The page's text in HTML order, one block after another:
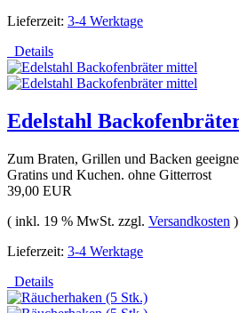
Lieferzeit: 3-4 Werktage
Details
Edelstahl
Zum Braten, Grillen und Backen
Gratins und Kuchen. ohne Gitterrost
39,00 EUR
( inkl. 19 % MwSt. zzgl. Versandkosten )
Lieferzeit: 3-4 Werktage
Details